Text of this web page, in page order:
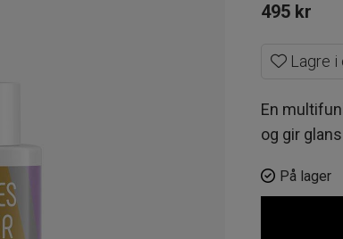
495 kr
Lagre i
En
og gir
På lager